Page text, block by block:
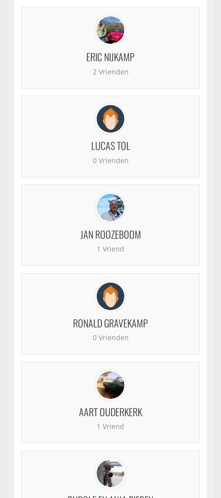
ERIC NIJKAMP
2 Vrienden
LUCAS TOL
0 Vrienden
JAN ROOZEBOOM
1 Vriend
RONALD GRAVEKAMP
0 Vrienden
AART OUDERKERK
1 Vriend